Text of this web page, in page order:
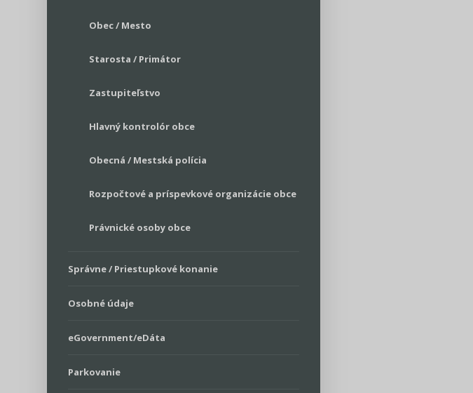
Obec / Mesto
Starosta / Primátor
Zastupiteľstvo
Hlavný kontrolór obce
Obecná / Mestská polícia
Rozpočtové a príspevkové organizácie obce
Právnické osoby obce
Správne / Priestupkové konanie
Osobné údaje
eGovernment/eDáta
Parkovanie